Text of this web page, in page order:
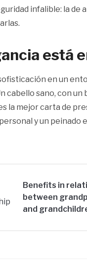
infalible: la de
está
en un
cabello sano, con
la mejor carta de
y un peinado
Benefits in
between
and